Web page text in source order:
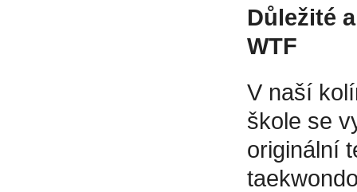
Důležité
WTF
V naší
škole se
originální